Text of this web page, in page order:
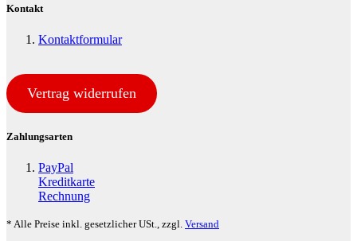
Kontakt
Kontaktformular
Vertrag widerrufen
Zahlungsarten
PayPal
Kreditkarte
Rechnung
* Alle Preise inkl. gesetzlicher USt., zzgl. Versand